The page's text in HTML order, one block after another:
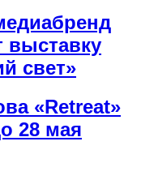
выставку
свет»
«Retreat»
28 мая